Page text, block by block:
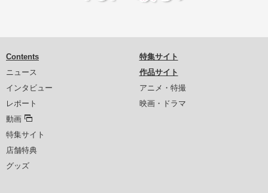
Contents
ニュース
インタビュー
レポート
動画
特集サイト
店舗特典
グッズ
特集サイト
作品サイト
アニメ・特撮
映画・ドラマ